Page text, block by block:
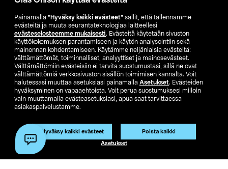
Painamalla ”Hyväksy kaikki evästeet” sallit, että tallennamme
evästeitä ja muuta seurantateknologiaa laitteellesi
evästeselosteemme mukaisesti. Evästeitä käytetään sivuston
käyttökokemuksen parantamiseen ja käytön analysointiin sekä
mainonnan kohdentamiseen. Käytämme neljänlaisia evästeitä:
välttämättömät, toiminnalliset, analyyttiset ja mainosevästeet.
Välttämättömiin evästeisiin ei tarvita suostumustasi, sillä ne ovat
välttämättömiä verkkosivuston sisällön toimimisen kannalta. Voit
halutessasi muuttaa asetuksiasi painamalla Asetukset. Evästeiden
hyväksyminen on vapaaehtoista. Voit perua suostumuksesi milloin
vain muuttamalla evästeasetuksiasi, apua saat tarvittaessa
asiakaspalvelustamme.
Hyväksy kaikki evästeet Poista kaikki
Asetukset
Etsi myymälä
SE NO FI
FI SV
Club Clas Ostoehdot
Tietosuojaseloste
Näytä hinnat ilman ALV:a